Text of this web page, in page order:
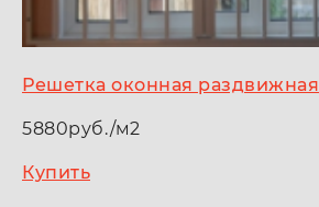
Решетка оконная раздвижная
5880руб./м2
Купить